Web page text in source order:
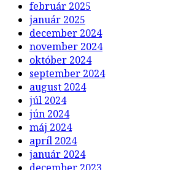
február 2025
január 2025
december 2024
november 2024
október 2024
september 2024
august 2024
júl 2024
jún 2024
máj 2024
apríl 2024
január 2024